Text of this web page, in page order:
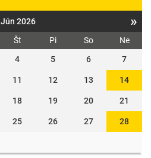
Jún 2026 »
Št Pi So
Ne
4 5 6 7
11 12 13 14
18 19 20 21
25 26 27 28